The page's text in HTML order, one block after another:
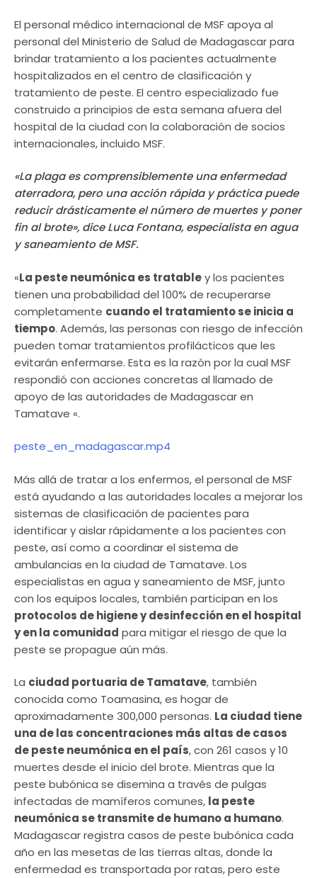
El personal médico internacional de MSF apoya al
personal del Ministerio de Salud de Madagascar para
brindar tratamiento a los pacientes actualmente
hospitalizados en el centro de clasificación y
tratamiento de peste. El centro especializado fue
construido a principios de esta semana afuera del
hospital de la ciudad con la colaboración de socios
internacionales, incluido MSF.
«La plaga es comprensiblemente una enfermedad
aterradora, pero una acción rápida y práctica puede
reducir drásticamente el número de muertes y poner
fin al brote», dice Luca Fontana, especialista en agua
y saneamiento de MSF.
«La peste neumónica es tratabley los pacientes
tienen una probabilidad del 100% de recuperarse
completamente cuando el tratamiento se inicia a
tiempo. Además, las personas con riesgo de infección
pueden tomar tratamientos profilácticos que les
evitarán enfermarse. Esta es la razón por la cual MSF
respondió con acciones concretas al llamado de
apoyo de las autoridades de Madagascar en
Tamatave «.
peste_en_madagascar.mp4
Más allá de tratar a los enfermos, el personal de MSF
está ayudando a las autoridades locales a mejorar los
sistemas de clasificación de pacientes para
identificar y aislar rápidamente a los pacientes con
peste, así como a coordinar el sistema de
ambulancias en la ciudad de Tamatave. Los
especialistas en agua y saneamiento de MSF, junto
con los equipos locales, también participan en los
protocolos de higiene y desinfección en el hospital
y en la comunidad para mitigar el riesgo de que la
peste se propague aún más.
La ciudad portuaria de Tamatave, también
conocida como Toamasina, es hogar de
aproximadamente 300,000 personas. La ciudad tiene
una de las concentraciones más altas de casos
de peste neumónica en el país, con 261 casos y 10
muertes desde el inicio del brote. Mientras que la
peste bubónica se disemina a través de pulgas
infectadas de mamíferos comunes, la peste
neumónica se transmite de humano a humano.
Madagascar registra casos de peste bubónica cada
año en las mesetas de las tierras altas, donde la
enfermedad es transportada por ratas, pero este